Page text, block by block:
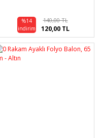
%14
indirim
140,00 TL
120,00 TL